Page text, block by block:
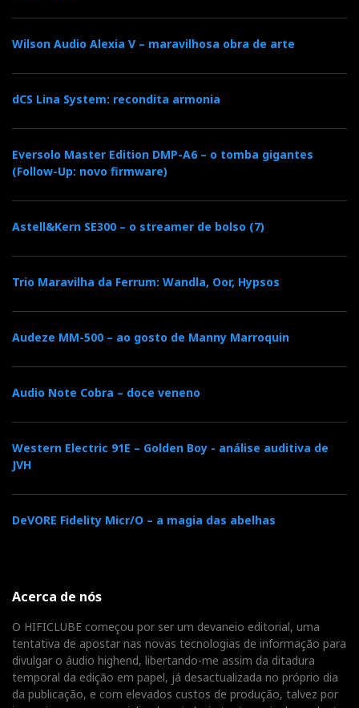
ouvir na Imacustica-Lisboa, com a ressalva de que o
som e a imagem via YouTube são meramente
ilustrativos — e não representativos — daquilo que se
mesmo que estar lá.
Audição
Eis as 3 faixas que selecionei para si e registei em
vídeo das muitas que ouvi:
impacto sólido da percussão, com forte substância no
artificial que alarga a imagem, mas rouba estrutura
intrínseca ao som. As cordas e percussões leves
assentam num palco largo e fundo, com foco estável,
mesmo quando a orquestração ganha densidade. Os
Wilson Audio Alexia V – maravilhosa obra de arte
dCS Lina System: recondita armonia
Eversolo Master Edition DMP-A6 – o tomba gigantes
(Follow-Up: novo firmware)
Astell&Kern SE300 – o streamer de bolso (7)
Trio Maravilha da Ferrum: Wandla, Oor, Hypsos
Audeze MM-500 – ao gosto de Manny Marroquin
Audio Note Cobra – doce veneno
Western Electric 91E – Golden Boy - análise auditiva de
JVH
DeVORE Fidelity Micr/O – a magia das abelhas
Acerca de nós
O HIFICLUBE começou por ser um devaneio editorial, uma
tentativa de apostar nas novas tecnologias de informação para
divulgar o áudio highend, libertando-me assim da ditadura
temporal da edição em papel, já desactualizada no próprio dia
da publicação, e com elevados custos de produção, talvez por